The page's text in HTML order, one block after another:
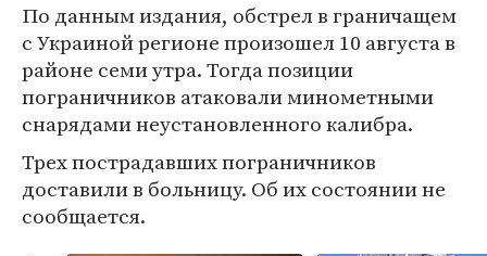
По данным издания, обстрел в граничащем
с Украиной регионе произошел 10 августа в
районе семи утра. Тогда позиции
пограничников атаковали минометными
снарядами неустановленного калибра.
Трех пострадавших пограничников
доставили в больницу. Об их состоянии не
сообщается.